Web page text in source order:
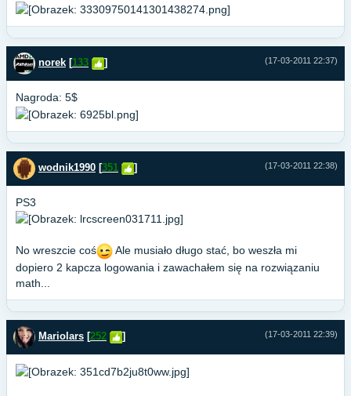
(17-03-2011 22:37)
norek [133 ]
Nagroda: 5$
(17-03-2011 22:38)
wodnik1990 [351 ]
PS3
No wreszcie coś
Ale musiało długo stać, bo weszła mi
dopiero 2 kapcza logowania i zawachałem się na rozwiązaniu
math...
(17-03-2011 22:39)
Mariolars [252 ]